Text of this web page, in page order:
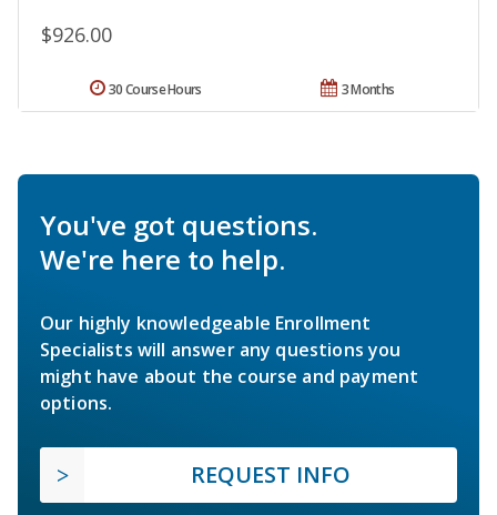
$926.00
3 Months
30 Course Hours
You've got questions.
We're here to help.
Our highly knowledgeable Enrollment
Specialists will answer any questions you
might have about the course and payment
options.
REQUEST INFO